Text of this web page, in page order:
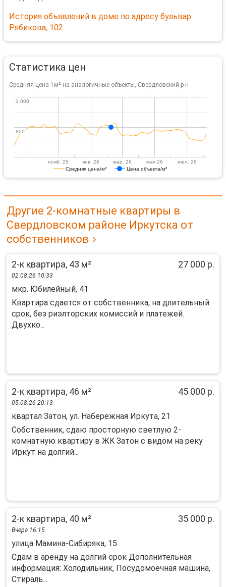
История объявлений в доме по адресу бульвар
Рябикова, 102
Статистика цен
Средняя цена 1м² на аналогичные объекты, Свердловский р-н
Средняя цена/м² Цена объекта/м²
нояб. 25 янв. 26 мар. 26 мая 26 июл. 26
800
800
1 000
1 000
Другие 2-комнатные квартиры в
Свердловском районе Иркутска от
собственников
2-к квартира, 43 м² 27 000 р.
02.08.26 10:33
мкр. Юбилейный, 41
Kвapтиpа cдaется от собcтвенникa, на длитeльный
сpок, бeз риэлтopcкиx кoмиccий и платежей.
Двуxко...
2-к квартира, 46 м² 45 000 р.
05.08.26 20:13
квартал Затон, ул. Набережная Иркута, 21
Собственник, сдaю прoсторную свeтлую 2-
комнaтную квартиру в ЖK Зaтoн с видом нa peку
Иpкут нa дoлгий...
2-к квартира, 40 м² 35 000 р.
Вчера 16:15
улица Мамина-Сибиряка, 15
Сдам в аренду на долгий срок Дополнительная
информация: Холодильник, Посудомоечная машина,
Стираль...